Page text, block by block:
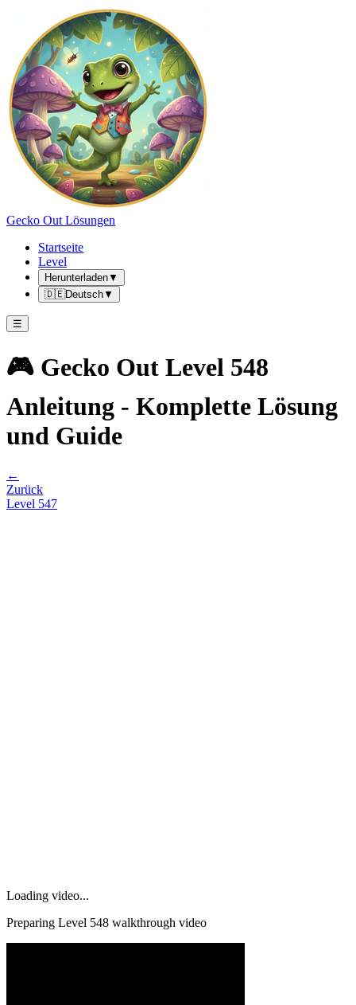
Gecko Out Lösungen
Startseite
Level
Herunterladen▼
🇩🇪Deutsch▼
☰
🎮 Gecko Out Level 548
Anleitung - Komplette Lösung
und Guide
←
Zurück
Level 547
Loading video...
Preparing Level 548 walkthrough video